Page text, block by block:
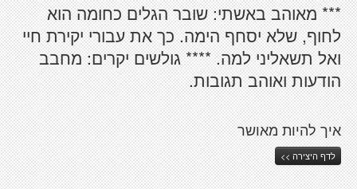
*** מאוהב באשתי: שובר הגלים כחומה הוא
לחוף, שלא יסחף הימה. כך את עבורי יקירת חיי
ואל תשאליני למה. **** גולשים יקרים: מחבב
הודעות ואוהב תגובות.
איך להיות מאושר
לדף היצירה >>